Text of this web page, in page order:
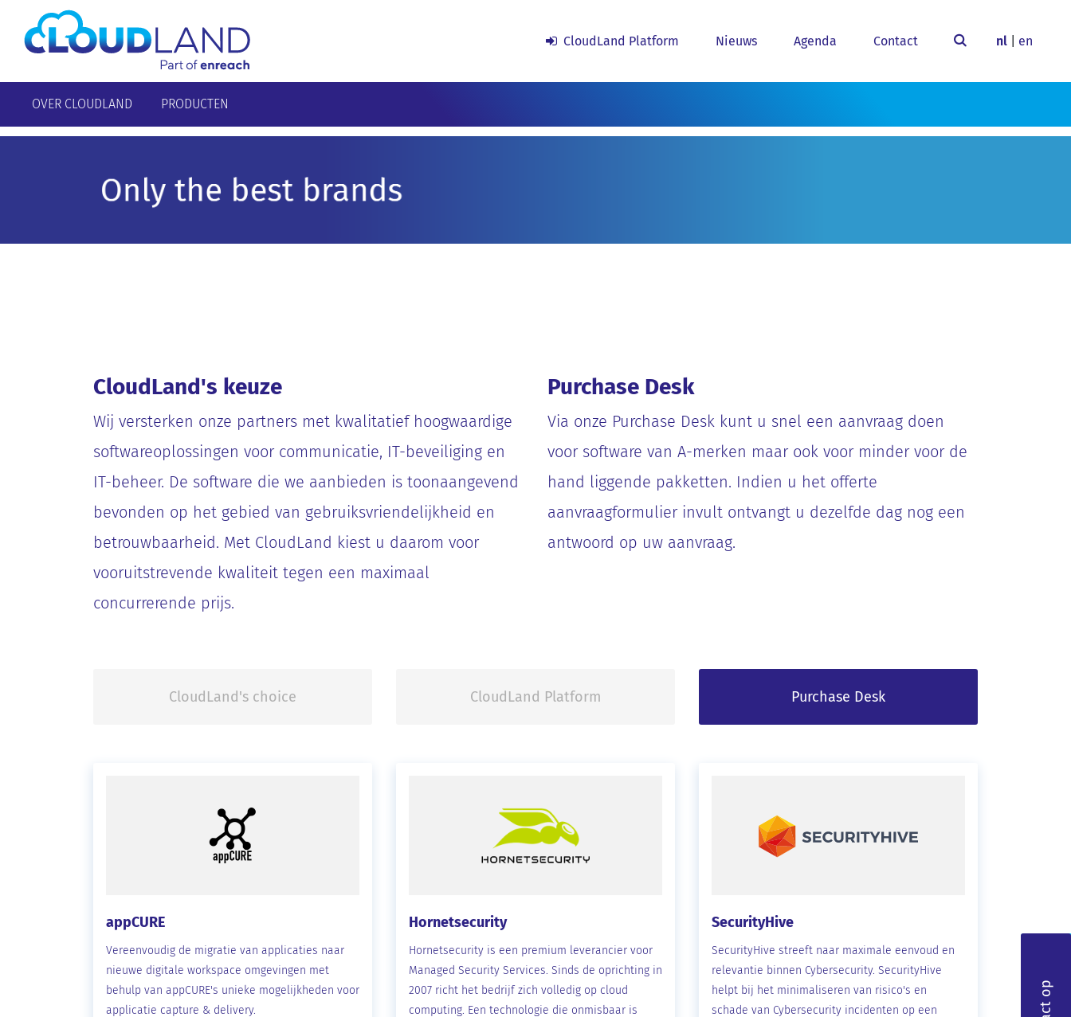
CloudLand Platform Nieuws Agenda Contact nl en
OVER CLOUDLAND PRODUCTEN
CloudLand's keuze
Wij versterken onze partners met kwalitatief hoogwaardige
softwareoplossingen voor communicatie, IT-beveiliging en
IT-beheer. De software die we aanbieden is toonaangevend
bevonden op het gebied van gebruiksvriendelijkheid en
betrouwbaarheid. Met CloudLand kiest u daarom voor
vooruitstrevende kwaliteit tegen een maximaal
concurrerende prijs.
Purchase Desk
Via onze Purchase Desk kunt u snel een aanvraag doen
voor software van A-merken maar ook voor minder voor de
hand liggende pakketten. Indien u het offerte
aanvraagformulier invult ontvangt u dezelfde dag nog een
antwoord op uw aanvraag.
CloudLand's choice CloudLand Platform Purchase Desk
appCURE
Vereenvoudig de migratie van applicaties naar
nieuwe digitale workspace omgevingen met
behulp van appCURE's unieke mogelijkheden voor
applicatie capture & delivery.
Hornetsecurity
Hornetsecurity is een premium leverancier voor
Managed Security Services. Sinds de oprichting in
2007 richt het bedrijf zich volledig op cloud
computing. Een technologie die onmisbaar is
SecurityHive
SecurityHive streeft naar maximale eenvoud en
relevantie binnen Cybersecurity. SecurityHive
helpt bij het minimaliseren van risico's en
schade van Cybersecurity incidenten op een